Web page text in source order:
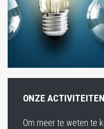
ONZE ACTIVITEITEN
Om meer te weten te